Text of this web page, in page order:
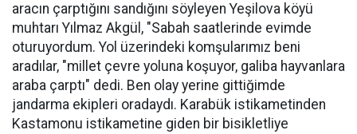
aracın çarptığını sandığını söyleyen Yeşilova köyü
muhtarı Yılmaz Akgül, "Sabah saatlerinde evimde
oturuyordum. Yol üzerindeki komşularımız beni
aradılar, "millet çevre yoluna koşuyor, galiba hayvanlara
araba çarptı" dedi. Ben olay yerine gittiğimde
jandarma ekipleri oradaydı. Karabük istikametinden
Kastamonu istikametine giden bir bisikletliye